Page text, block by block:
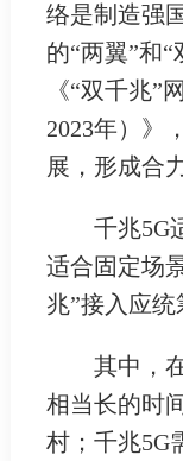
络是制造强
的“两翼”和
《“双千兆”
2023年）》
展，形成合力
千兆5G适
适合固定场
兆”接入应统
其中，在
相当长的时
村；千兆5G